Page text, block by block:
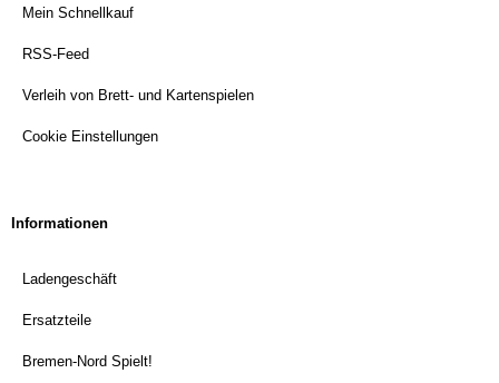
Mein Schnellkauf
RSS-Feed
Verleih von Brett- und Kartenspielen
Cookie Einstellungen
Informationen
Ladengeschäft
Ersatzteile
Bremen-Nord Spielt!